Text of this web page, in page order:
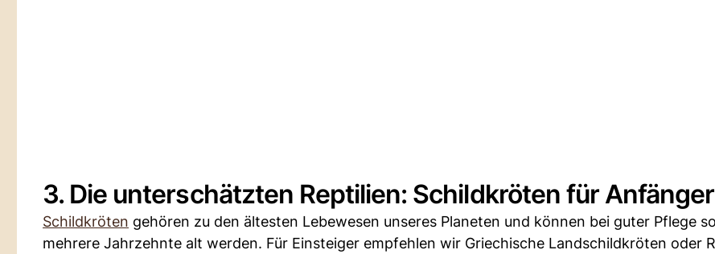
3. Die unterschätzten Reptilien: Schildkröten für Anfänger
Schildkröten gehören zu den ältesten Lebewesen unseres Planeten und können bei guter Pflege
mehrere Jahrzehnte alt werden. Für Einsteiger empfehlen wir Griechische Landschildkröten oder